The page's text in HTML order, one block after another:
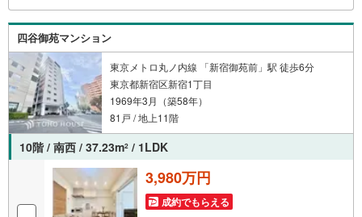
四谷御苑マンション
東京メトロ丸ノ内線 「新宿御苑前」駅 徒歩6分
東京都新宿区新宿1丁目
1969年3月（築58年）
81戸 / 地上11階
10階 / 南西 / 37.23m2 / 1LDK
3,980万円
成約でもらえる